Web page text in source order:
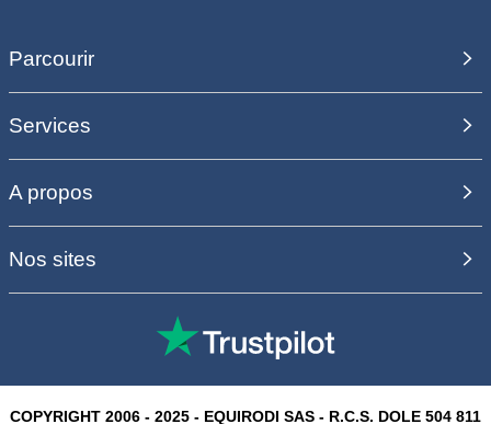
Parcourir
Services
A propos
Nos sites
COPYRIGHT 2006 - 2025 - EQUIRODI SAS - R.C.S. DOLE 504 811